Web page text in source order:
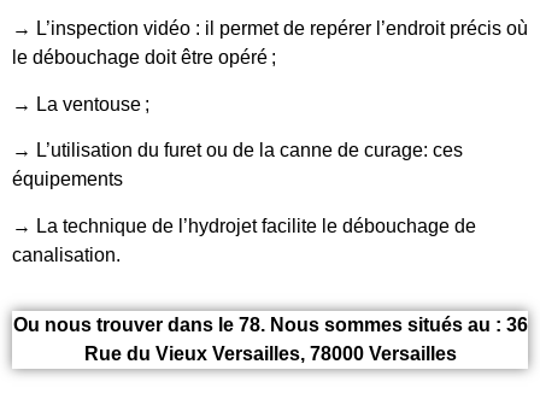
→ L’inspection vidéo : il permet de repérer l’endroit précis où
le débouchage doit être opéré ;
→ La ventouse ;
→ L’utilisation du furet ou de la canne de curage: ces
équipements
→ La technique de l’hydrojet facilite le débouchage de
canalisation.
Ou nous trouver dans le 78. Nous sommes situés au : 36
Rue du Vieux Versailles, 78000 Versailles